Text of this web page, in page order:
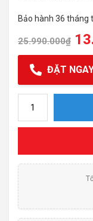
Bảo hành 36 tháng
25.990.000₫
ĐẶT